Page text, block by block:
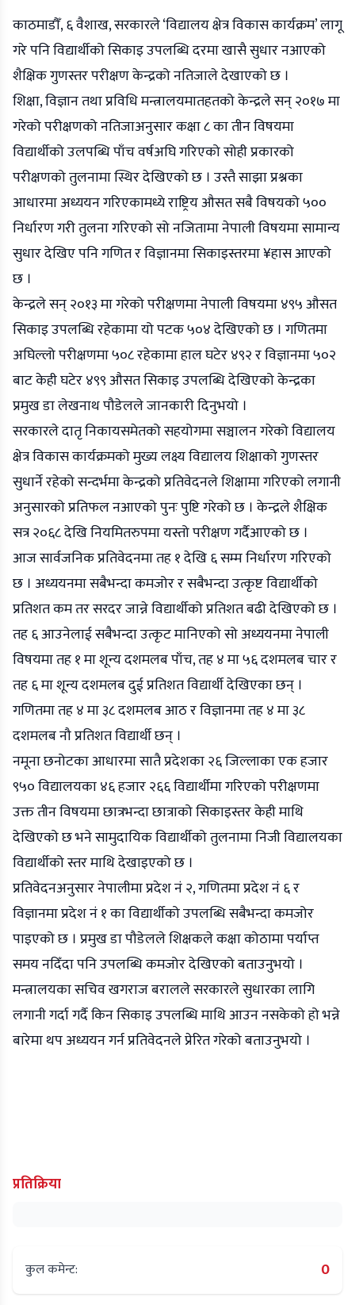
काठमाडौँ, ६ वैशाख, सरकारले ‘विद्यालय क्षेत्र विकास कार्यक्रम’ लागू
गरे पनि विद्यार्थीको सिकाइ उपलब्धि दरमा खासै सुधार नआएको
शैक्षिक गुणस्तर परीक्षण केन्द्रको नतिजाले देखाएको छ ।
शिक्षा, विज्ञान तथा प्रविधि मन्त्रालयमातहतको केन्द्रले सन् २०१७ मा
गरेको परीक्षणको नतिजाअनुसार कक्षा ८ का तीन विषयमा
विद्यार्थीको उलपब्धि पाँच वर्षअघि गरिएको सोही प्रकारको
परीक्षणको तुलनामा स्थिर देखिएको छ । उस्तै साझा प्रश्नका
आधारमा अध्ययन गरिएकामध्ये राष्ट्रिय औसत सबै विषयको ५००
निर्धारण गरी तुलना गरिएको सो नजितामा नेपाली विषयमा सामान्य
सुधार देखिए पनि गणित र विज्ञानमा सिकाइस्तरमा ¥हास आएको
छ ।
केन्द्रले सन् २०१३ मा गरेको परीक्षणमा नेपाली विषयमा ४९५ औसत
सिकाइ उपलब्धि रहेकामा यो पटक ५०४ देखिएको छ । गणितमा
अघिल्लो परीक्षणमा ५०८ रहेकामा हाल घटेर ४९२ र विज्ञानमा ५०२
बाट केही घटेर ४९९ औसत सिकाइ उपलब्धि देखिएको केन्द्रका
प्रमुख डा लेखनाथ पौडेलले जानकारी दिनुभयो ।
सरकारले दातृ निकायसमेतको सहयोगमा सञ्चालन गरेको विद्यालय
क्षेत्र विकास कार्यक्रमको मुख्य लक्ष्य विद्यालय शिक्षाको गुणस्तर
सुधार्ने रहेको सन्दर्भमा केन्द्रको प्रतिवेदनले शिक्षामा गरिएको लगानी
अनुसारको प्रतिफल नआएको पुनः पुष्टि गरेको छ । केन्द्रले शैक्षिक
सत्र २०६८ देखि नियमितरुपमा यस्तो परीक्षण गर्दैआएको छ ।
आज सार्वजनिक प्रतिवेदनमा तह १ देखि ६ सम्म निर्धारण गरिएको
छ । अध्ययनमा सबैभन्दा कमजोर र सबैभन्दा उत्कृष्ट विद्यार्थीको
प्रतिशत कम तर सरदर जान्ने विद्यार्थीको प्रतिशत बढी देखिएको छ ।
तह ६ आउनेलाई सबैभन्दा उत्कृट मानिएको सो अध्ययनमा नेपाली
विषयमा तह १ मा शून्य दशमलब पाँच, तह ४ मा ५६ दशमलब चार र
तह ६ मा शून्य दशमलब दुई प्रतिशत विद्यार्थी देखिएका छन् ।
गणितमा तह ४ मा ३८ दशमलब आठ र विज्ञानमा तह ४ मा ३८
दशमलब नौ प्रतिशत विद्यार्थी छन् ।
नमूना छनोटका आधारमा सातै प्रदेशका २६ जिल्लाका एक हजार
९५० विद्यालयका ४६ हजार २६६ विद्यार्थीमा गरिएको परीक्षणमा
उक्त तीन विषयमा छात्रभन्दा छात्राको सिकाइस्तर केही माथि
देखिएको छ भने सामुदायिक विद्यार्थीको तुलनामा निजी विद्यालयका
विद्यार्थीको स्तर माथि देखाइएको छ ।
प्रतिवेदनअनुसार नेपालीमा प्रदेश नं २, गणितमा प्रदेश नं ६ र
विज्ञानमा प्रदेश नं १ का विद्यार्थीको उपलब्धि सबैभन्दा कमजोर
पाइएको छ । प्रमुख डा पौडेलले शिक्षकले कक्षा कोठामा पर्याप्त
समय नदिँदा पनि उपलब्धि कमजोर देखिएको बताउनुभयो ।
मन्त्रालयका सचिव खगराज बरालले सरकारले सुधारका लागि
लगानी गर्दा गर्दै किन सिकाइ उपलब्धि माथि आउन नसकेको हो भन्ने
बारेमा थप अध्ययन गर्न प्रतिवेदनले प्रेरित गरेको बताउनुभयो ।
प्रतिक्रिया
कुल कमेन्ट: 0